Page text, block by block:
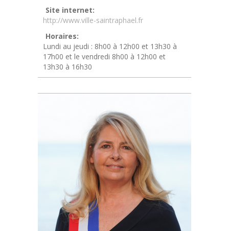
Site internet:
http://www.ville-saintraphael.fr
Horaires:
Lundi au jeudi : 8h00 à 12h00 et 13h30 à
17h00 et le vendredi 8h00 à 12h00 et
13h30 à 16h30